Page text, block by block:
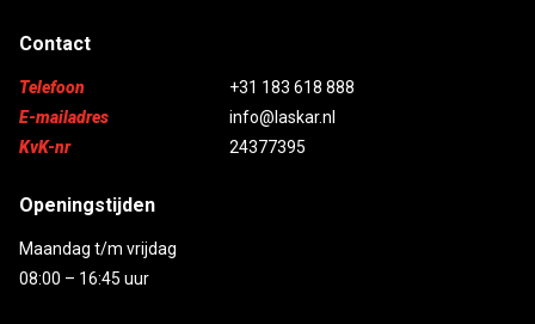
Contact
Telefoon
+31 183 618 888
E-mailadres
info@laskar.nl
KvK-nr
24377395
Openingstijden
Maandag t/m vrijdag
08:00 – 16:45 uur